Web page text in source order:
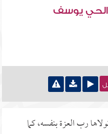
يوسف
رب العزة بنفسه، كما